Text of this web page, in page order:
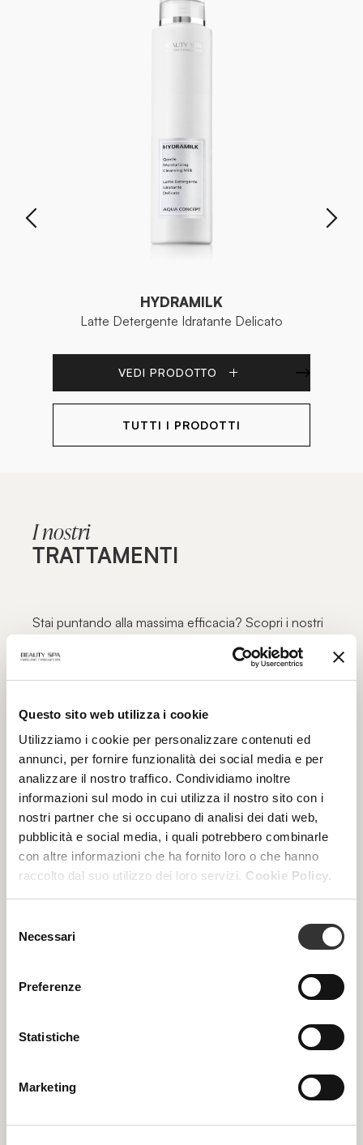
Questo sito web utilizza i cookie
Utilizziamo i cookie per personalizzare contenuti ed
annunci, per fornire funzionalità dei social media e per
analizzare il nostro traffico. Condividiamo inoltre
informazioni sul modo in cui utilizza il nostro sito con i
nostri partner che si occupano di analisi dei dati web,
pubblicità e social media, i quali potrebbero combinarle
con altre informazioni che ha fornito loro o che hanno
raccolto dal suo utilizzo dei loro servizi. Cookie Policy.
delNecessari
Preferenze
Statistiche
Marketing
HYDRAMILK
Latte Detergente Idratante Delicato
VEDI PRODOTTO
TUTTI I PRODOTTI
I nostri
TRATTAMENTI
Stai puntando alla massima efficacia? Scopri i nostri
percorsi specialistici per viso e corpo, focalizzati su
inestetismi specifici e mirati alla massima funzionalità:
Dermacalm